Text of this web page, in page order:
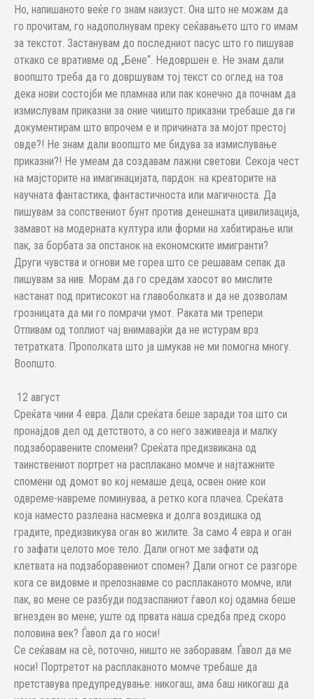
Но, напишаното веќе го знам наизуст. Она што не можам да
го прочитам, го надополнувам преку сеќавањето што го имам
за текстот. Застанувам до последниот пасус што го пишував
откако се вративме од „Бене“. Недовршен е. Не знам дали
воопшто треба да го довршувам тој текст со оглед на тоа
дека нови состојби ме пламнаа или пак конечно да почнам да
измислувам приказни за оние чиишто приказни требаше да ги
документирам што впрочем е и причината за мојот престој
овде?! Не знам дали воопшто ме бидува за измислување
приказни?! Не умеам да создавам лажни светови. Секоја чест
на мајсторите на имагинацијата, пардон: на креаторите на
научната фантастика, фантастичноста или магичноста. Да
пишувам за сопствениот бунт против денешната цивилизација,
замавот на модерната култура или форми на хабитирање или
пак, за борбата за опстанок на економските имигранти?
Други чувства и огнови ме гореа што се решавам сепак да
пишувам за нив. Морам да го средам хаосот во мислите
настанат под притисокот на главоболката и да не дозволам
грозницата да ми го помрачи умот. Раката ми трепери.
Отпивам од топлиот чај внимавајќи да не истурам врз
тетратката. Прополката што ја шмукав не ми помогна многу.
Воопшто.
12 август
Среќата чини 4 евра. Дали среќата беше заради тоа што си
пронајдов дел од детството, а со него заживеаја и малку
подзаборавените спомени? Среќата предизвикана од
таинствениот портрет на расплакано момче и најтажните
спомени од домот во кој немаше деца, освен оние кои
одвреме-навреме поминуваа, а ретко кога плачеа. Среќата
која наместо разлеана насмевка и долга воздишка од
градите, предизвикува оган во жилите. За само 4 евра и оган
го зафати целото мое тело. Дали огнот ме зафати од
клетвата на подзаборавениот спомен? Дали огнот се разгоре
кога се видовме и препознавме со расплаканото момче, или
пак, во мене се разбуди подзаспаниот ѓавол кој одамна беше
вгнезден во мене; уште од првата наша средба пред скоро
половина век? Ѓавол да го носи!
Се сеќавам на сѐ, поточно, ништо не заборавам. Ѓавол да ме
носи! Портретот на расплаканото момче требаше да
претставува предупредување: никогаш, ама баш никогаш да